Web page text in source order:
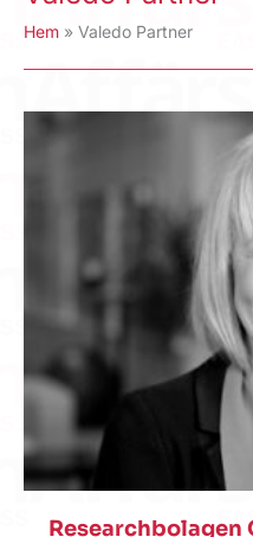
Hem Valedo Partner
Researchbolagen